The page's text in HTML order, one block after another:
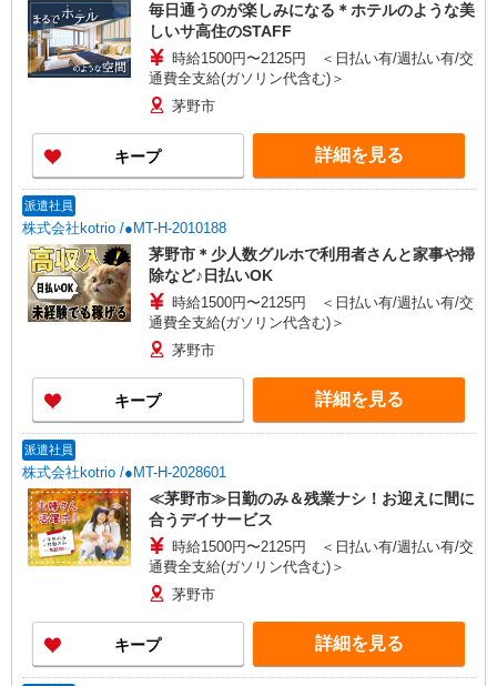
毎日通うのが楽しみになる＊ホテルのような美
しいサ高住のSTAFF
時給1500円〜2125円 ＜日払い有/週払い有/交
通費全支給(ガソリン代含む)＞
茅野市
キープ 詳細を見る
派遣社員
株式会社kotrio /●MT-H-2010188
茅野市＊少人数グルホで利用者さんと家事や掃
除など♪日払いOK
時給1500円〜2125円 ＜日払い有/週払い有/交
通費全支給(ガソリン代含む)＞
茅野市
キープ 詳細を見る
派遣社員
株式会社kotrio /●MT-H-2028601
≪茅野市≫日勤のみ＆残業ナシ！お迎えに間に
合うデイサービス
時給1500円〜2125円 ＜日払い有/週払い有/交
通費全支給(ガソリン代含む)＞
茅野市
キープ 詳細を見る